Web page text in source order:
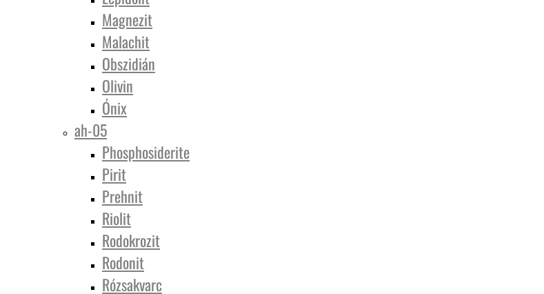
Magnezit
Malachit
Obszidián
Olivin
Ónix
ah-05
Phosphosiderite
Pirit
Prehnit
Riolit
Rodokrozit
Rodonit
Rózsakvarc